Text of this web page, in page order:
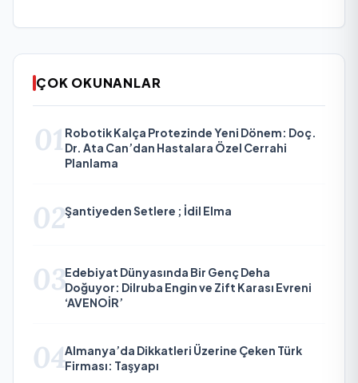
ÇOK OKUNANLAR
01 Robotik Kalça Protezinde Yeni Dönem: Doç.
Dr. Ata Can’dan Hastalara Özel Cerrahi
Planlama
02Şantiyeden Setlere ; İdil Elma
03Edebiyat Dünyasında Bir Genç Deha
Doğuyor: Dilruba Engin ve Zift Karası Evreni
‘AVENOİR’
04Almanya’da Dikkatleri Üzerine Çeken Türk
Firması: Taşyapı